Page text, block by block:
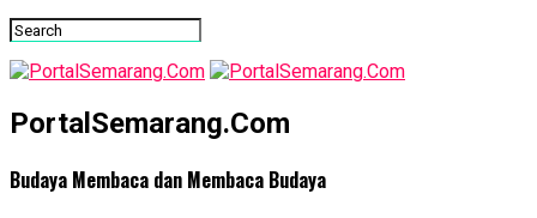
PortalSemarang.Com
Budaya Membaca dan Membaca Budaya